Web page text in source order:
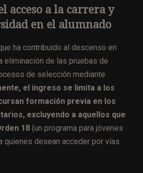
acceso a la carrera y
en el alumnado
ha contribuido al descenso en
eliminación de las pruebas de
de selección mediante
el ingreso se limita a los
formación previa en los
excluyendo a aquellos que
18 (un programa para jóvenes
quienes desean acceder por vías